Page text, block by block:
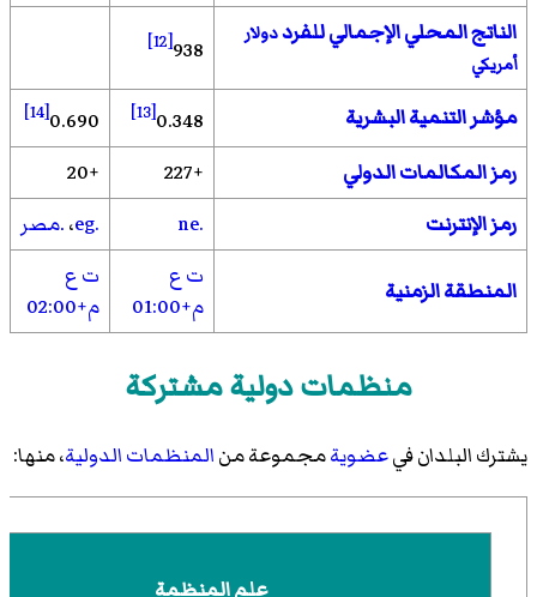
الناتج المحلي الإجمالي للفرددولار
أمريكي
938
[12]
مؤشر التنمية البشرية 0.348
[13]
0.690
[14]
رمز المكالمات الدولي +227
+20
رمز الإنترنت
.ne
.eg ،.مصر
المنطقة الزمنية
ت ع
م+01:00
ت ع
م+02:00
منظمات دولية مشتركة
يشترك البلدان فيعضويةمجموعة منالمنظمات الدولية، منها:
علم المنظمة